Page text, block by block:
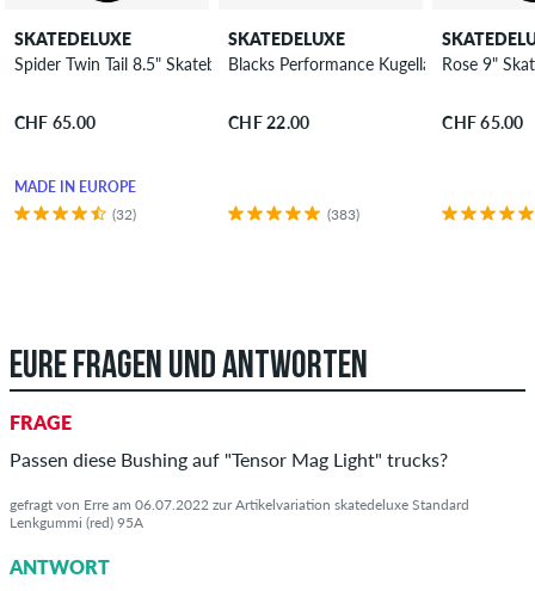
SKATEDELUXE
Spider Twin Tail 8.5" Skateboard Deck
CHF 65.00
MADE IN EUROPE
(32)
SKATEDELUXE
Blacks Performance Kugellager
CHF 22.00
(383)
Rose 9"
CHF 65.00
EURE FRAGEN UND ANTWORTEN
FRAGE
Passen diese Bushing auf "Tensor Mag Light" trucks?
gefragt von Erre am 06.07.2022 zur Artikelvariation skatedeluxe Standard
Lenkgummi (red) 95A
ANTWORT